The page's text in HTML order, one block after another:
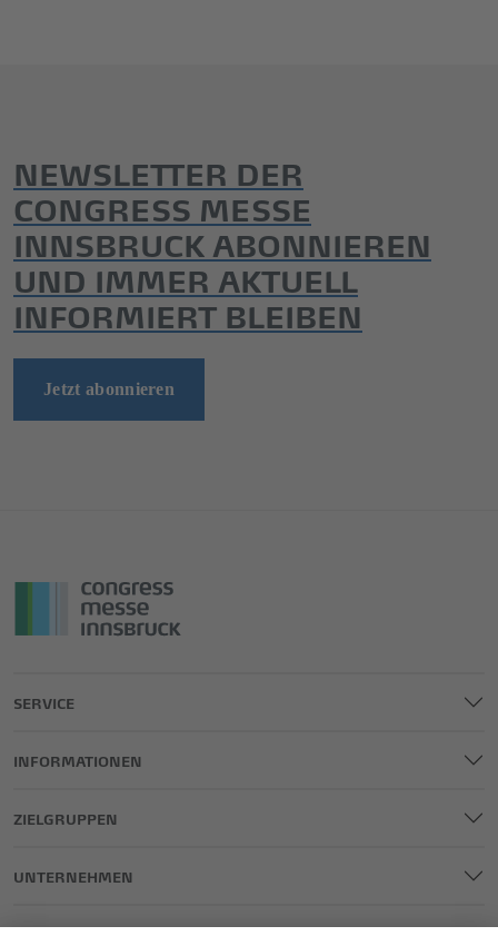
NEWSLETTER DER
CONGRESS MESSE
INNSBRUCK ABONNIEREN
UND IMMER AKTUELL
INFORMIERT BLEIBEN
Jetzt abonnieren
SERVICE
INFORMATIONEN
ZIELGRUPPEN
UNTERNEHMEN